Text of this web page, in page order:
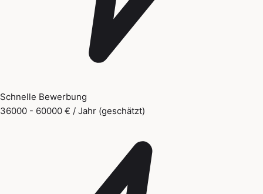
Schnelle Bewerbung
36000 - 60000 € / Jahr (geschätzt)